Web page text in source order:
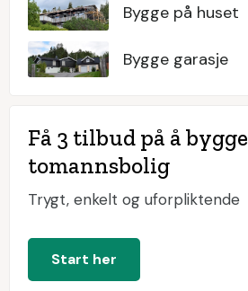
Bygge på huset
Bygge garasje
Få 3 tilbud på å bygge
tomannsbolig
Trygt, enkelt og uforpliktende
Start her